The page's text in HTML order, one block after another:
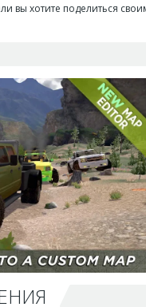
вы хотите поделиться